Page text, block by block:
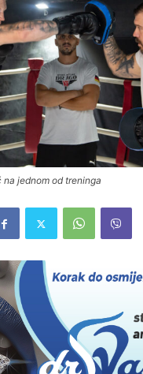
jednom od treninga